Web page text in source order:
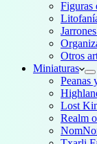
Figuras
Otros
Miniaturas
Peanas
Lost
Realm